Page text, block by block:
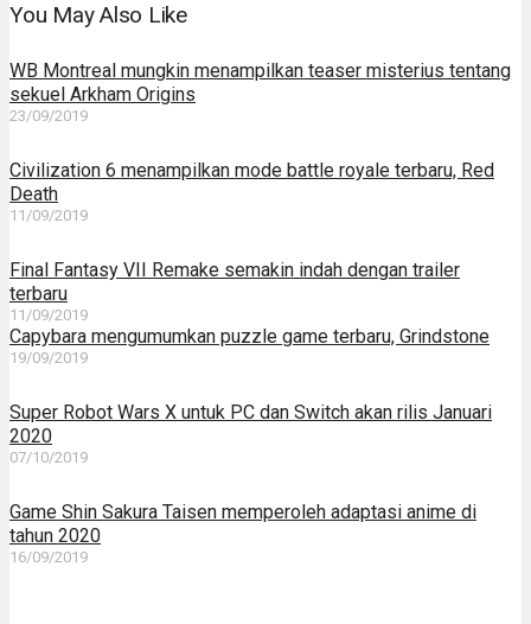
You May Also Like
WB Montreal mungkin menampilkan teaser misterius tentang
sekuel Arkham Origins
23/09/2019
Civilization 6 menampilkan mode battle royale terbaru, Red
Death
11/09/2019
Final Fantasy VII Remake semakin indah dengan trailer
terbaru
11/09/2019
Capybara mengumumkan puzzle game terbaru, Grindstone
19/09/2019
Super Robot Wars X untuk PC dan Switch akan rilis Januari
2020
07/10/2019
Game Shin Sakura Taisen memperoleh adaptasi anime di
tahun 2020
16/09/2019